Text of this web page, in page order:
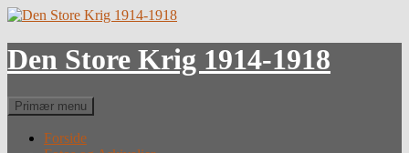
Hop
indhold
Den Store Krig 1914-1918
Søg
Primær menu
Forside